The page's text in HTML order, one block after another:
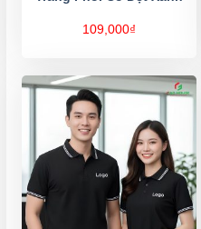
109,000₫